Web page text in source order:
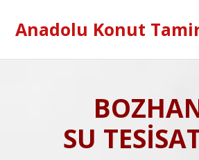
Anadolu Konut
SU